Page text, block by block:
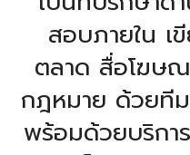
สอบภายใน เ
ตลาด สื่อโฆษณ
กฎหมาย ด้วยที
พร้อมด้วยบริกา